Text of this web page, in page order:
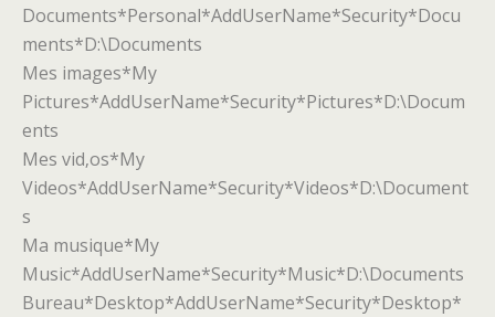
Documents*Personal*AddUserName*Security*Docu
ments*D:\Documents
Mes images*My
Pictures*AddUserName*Security*Pictures*D:\Docum
ents
Mes vid‚os*My
Videos*AddUserName*Security*Videos*D:\Document
s
Ma musique*My
Music*AddUserName*Security*Music*D:\Documents
Bureau*Desktop*AddUserName*Security*Desktop*